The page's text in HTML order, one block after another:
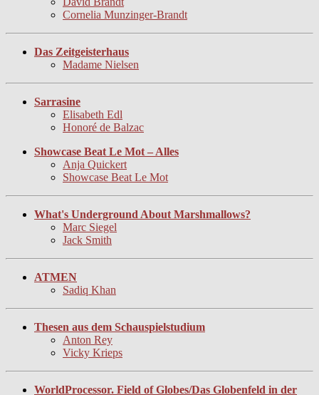
Cornelia Munzinger-Brandt
Das Zeitgeisterhaus
Madame Nielsen
Sarrasine
Elisabeth Edl
Honoré de Balzac
Showcase Beat Le Mot – Alles
Anja Quickert
Showcase Beat Le Mot
What's Underground About Marshmallows?
Marc Siegel
Jack Smith
ATMEN
Sadiq Khan
Thesen aus dem Schauspielstudium
Anton Rey
Vicky Krieps
WorldProcessor. Field of Globes/Das Globenfeld in der